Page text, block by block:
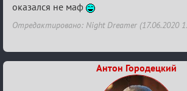
оказался не маф
Отредактировано: Night Dreamer (17.06.2020
Антон Городецкий